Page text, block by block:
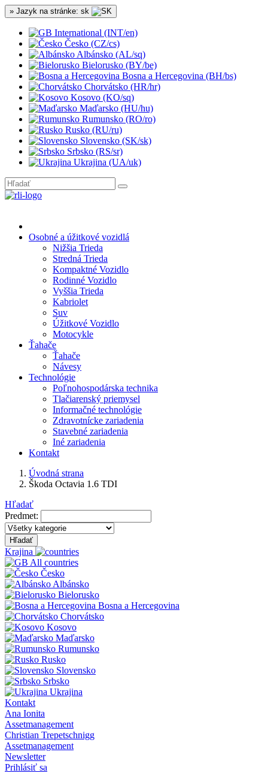
» Jazyk na stránke: sk
International (INT/en)
Česko (CZ/cs)
Albánsko (AL/sq)
Bielorusko (BY/be)
Bosna a Hercegovina (BH/bs)
Chorvátsko (HR/hr)
Kosovo (KO/sq)
Maďarsko (HU/hu)
Rumunsko (RO/ro)
Rusko (RU/ru)
Slovensko (SK/sk)
Srbsko (RS/sr)
Ukrajina (UA/uk)
Osobné a úžitkové vozidlá
Nižšia Trieda
Stredná Trieda
Kompaktné Vozidlo
Rodinné Vozidlo
Vyššia Trieda
Kabriolet
Suv
Úžitkové Vozidlo
Motocykle
Ťahače
Ťahače
Návesy
Technológie
Poľnohospodárska technika
Tlačiarenský priemysel
Informačné technológie
Zdravotnícke zariadenia
Stavebné zariadenia
Iné zariadenia
Kontakt
Úvodná strana
Škoda Octavia 1.6 TDI
Hľadať
Predmet:
Hľadať
Krajina
All countries
Česko
Albánsko
Bielorusko
Bosna a Hercegovina
Chorvátsko
Kosovo
Maďarsko
Rumunsko
Rusko
Slovensko
Srbsko
Ukrajina
Kontakt
Ana Ionita
Assetmanagement
Christian Trepetschnigg
Assetmanagement
Newsletter
Prihlásiť sa